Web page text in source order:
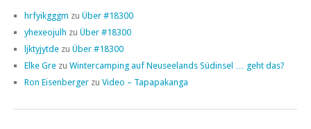
hrfyikgggm zu Über #18300
yhexeojulh zu Über #18300
ljktyjytde zu Über #18300
Elke Gre zu Wintercamping auf Neuseelands Südinsel … geht das?
Ron Eisenberger zu Video – Tapapakanga